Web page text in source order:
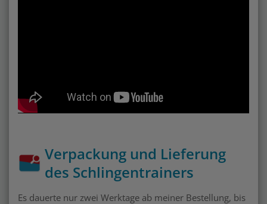
Verpackung und Lieferung
des Schlingentrainers
Es dauerte nur zwei Werktage ab meiner Bestellung, bis